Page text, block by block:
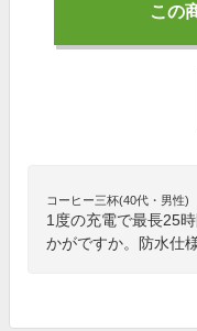
この
コーヒー三杯(40代・男性)
1度の充電で最長25
かがですか。防水仕